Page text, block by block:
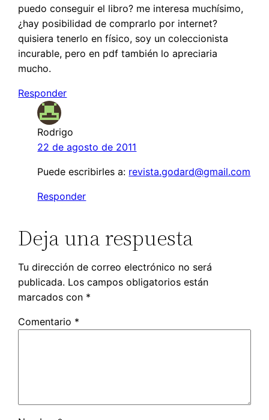
puedo conseguir el libro? me interesa muchísimo,
¿hay posibilidad de comprarlo por internet?
quisiera tenerlo en físico, soy un coleccionista
incurable, pero en pdf también lo apreciaria
mucho.
Responder
Rodrigo
22 de agosto de 2011
Puede escribirles a: revista.godard@gmail.com
Responder
Deja una respuesta
Tu dirección de correo electrónico no será
publicada. Los campos obligatorios están
marcados con *
Comentario *